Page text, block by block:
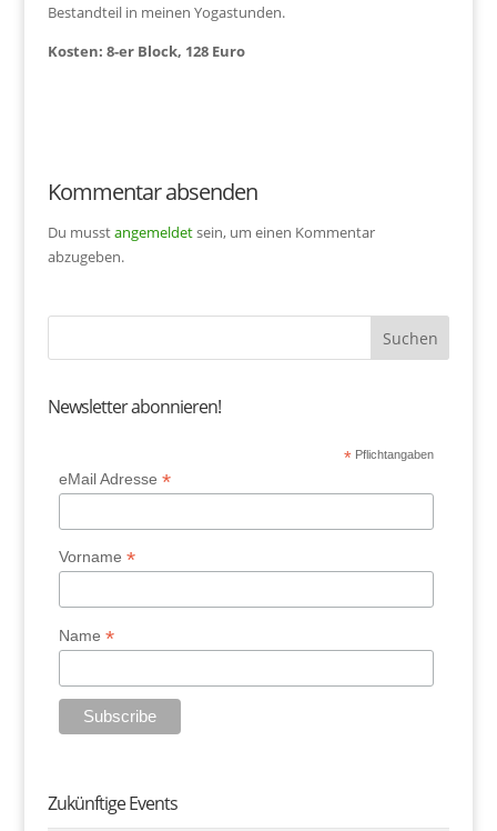
Bestandteil in meinen Yogastunden.
Kosten: 8-er Block, 128 Euro
Kommentar absenden
Du musstangemeldetsein, um einen Kommentar
abzugeben.
Newsletter abonnieren!
* Pflichtangaben
eMail Adresse*
Vorname*
Name*
Zukünftige Events